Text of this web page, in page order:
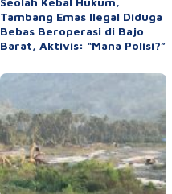
Tambang Emas Ilegal Diduga
Bebas Beroperasi di Bajo
Barat, Aktivis: “Mana Polisi?”